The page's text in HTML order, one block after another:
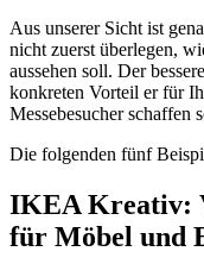
Aus unserer Sicht ist
nicht zuerst überlegen,
aussehen soll. Der
konkreten Vorteil er für
Messebesucher schaffen
Die folgenden fünf
IKEA Kreativ:
für Möbel und